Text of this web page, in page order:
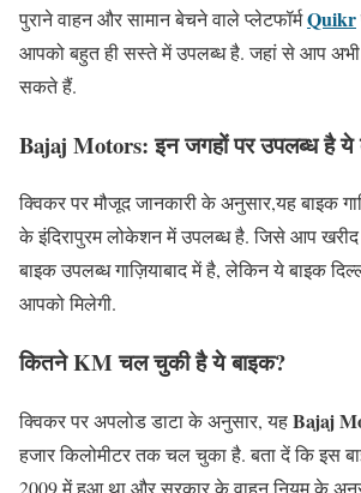
पुराने वाहन और सामान बेचने वाले प्लेटफॉर्मQuikr
आपको बहुत ही सस्ते में उपलब्ध है. जहां से आप
सकते हैं.
Bajaj Motors: इन जगहों पर उपलब्ध है ये
क्विकर पर मौजूद जानकारी के अनुसार,यह बाइक
के इंदिरापुरम लोकेशन में उपलब्ध है. जिसे आप
बाइक उपलब्ध गाज़ियाबाद में है, लेकिन ये बाइक
आपको मिलेगी.
कितने KM चल चुकी है ये बाइक?
क्विकर पर अपलोड डाटा के अनुसार, यहBajaj
हजार किलोमीटर तक चल चुका है. बता दें कि इस
2009 में हुआ था और सरकार के वाहन नियम के